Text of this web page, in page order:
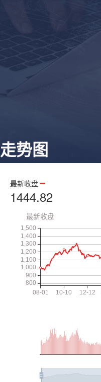
走势图
最新收盘
1444.82